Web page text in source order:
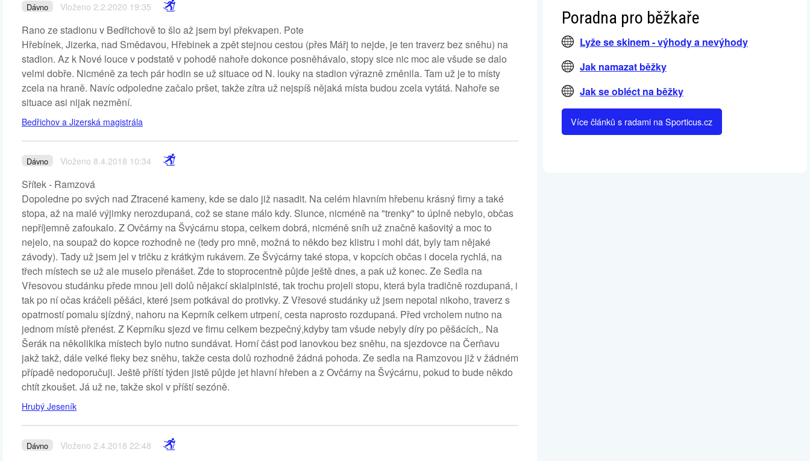
Dávno Vloženo 2.2.2020 19:35
Rano ze stadionu v Bedřichově to šlo až jsem byl překvapen. Pote
Hřebínek, Jizerka, nad Smědavou, Hřebinek a zpět stejnou cestou (přes Mářį to nejde, je ten traverz bez sněhu) na
stadion. Az k Nové louce v podstatě v pohodě nahoře dokonce posněhávalo, stopy sice nic moc ale všude se dalo
velmi dobře. Nicméně za tech pár hodin se už situace od N. louky na stadion výrazně změnila. Tam už je to místy
zcela na hraně. Navíc odpoledne začalo pršet, takže zítra už nejspíš nějaká místa budou zcela vytátá. Nahoře se
situace asi nijak nezmění.
Bedřichov a Jizerská magistrála
Dávno Vloženo 8.4.2018 10:34
Sřítek - Ramzová
Dopoledne po svých nad Ztracené kameny, kde se dalo již nasadit. Na celém hlavním hřebenu krásný firny a také
stopa, až na malé výjimky nerozdupaná, což se stane málo kdy. Slunce, nicméně na "trenky" to úplně nebylo, občas
nepříjemně zafoukalo. Z Ovčárny na Švýcárnu stopa, celkem dobrá, nicméně sníh už značně kašovitý a moc to
nejelo, na soupaž do kopce rozhodně ne (tedy pro mně, možná to někdo bez klistru i mohl dát, byly tam nějaké
závody). Tady už jsem jel v tričku z krátkým rukávem. Ze Švýcárny také stopa, v kopcích občas i docela rychlá, na
třech místech se už ale muselo přenášet. Zde to stoprocentně půjde ještě dnes, a pak už konec. Ze Sedla na
Vřesovou studánku přede mnou jeli dolů nějakcí skialpinisté, tak trochu projeli stopu, která byla tradičně rozdupaná, i
tak po ní očas kráčeli pěšáci, které jsem potkával do protivky. Z Vřesové studánky už jsem nepotal nikoho, traverz s
opatrností pomalu sjízdný, nahoru na Keprník celkem utrpení, cesta naprosto rozdupaná. Před vrcholem nutno na
jednom místě přenést. Z Keprníku sjezd ve firnu celkem bezpečný,kdyby tam všude nebyly díry po pěšácích,. Na
Šerák na několikika místech bylo nutno sundávat. Horní část pod lanovkou bez sněhu, na sjezdovce na Čerňavu
jakž takž, dále velké fleky bez sněhu, takže cesta dolů rozhodně žádná pohoda. Ze sedla na Ramzovou již v žádném
případě nedoporučuji. Ještě příští týden jistě půjde jet hlavní hřeben a z Ovčárny na Švýcárnu, pokud to bude někdo
chtít zkoušet. Já už ne, takže skol v příští sezóně.
Hrubý Jeseník
Dávno Vloženo 2.4.2018 22:48
Poradna pro běžkaře
Lyže se skinem - výhody a nevýhody
Jak namazat běžky
Jak se obléct na běžky
Více článků s radami na Sporticus.cz